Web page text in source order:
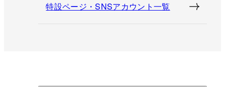
特設ページ・SNSアカウント一覧